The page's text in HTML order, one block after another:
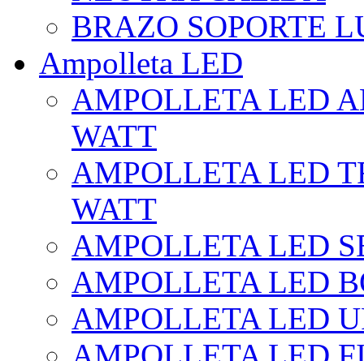
BRAZO SOPORTE
Ampolleta LED
AMPOLLETA LED
WATT
AMPOLLETA LED
WATT
AMPOLLETA LED
AMPOLLETA LED
AMPOLLETA LED